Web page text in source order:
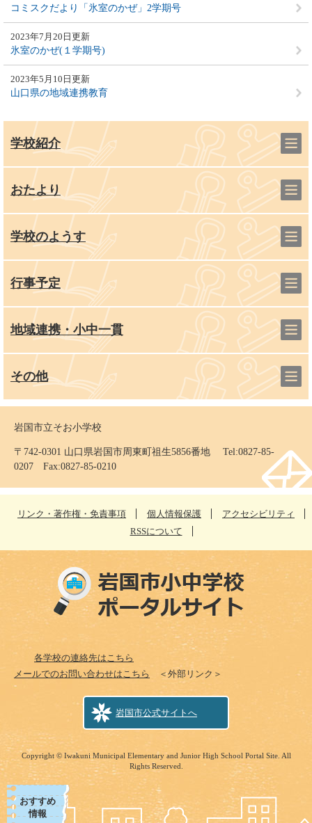
コミスクだより「氷室のかぜ」2学期号
2023年7月20日更新
氷室のかぜ(１学期号)
2023年5月10日更新
山口県の地域連携教育
学校紹介
おたより
学校のようす
行事予定
地域連携・小中一貫
その他
岩国市立そお小学校
〒742-0301 山口県岩国市周東町祖生5856番地 Tel:0827-85-
0207 Fax:0827-85-0210
リンク・著作権・免責事項 個人情報保護
アクセシビリティ
RSSについて
各学校の連絡先はこちら
メールでのお問い合わせはこちら
＜外部リンク＞
岩国市公式サイトへ
Copyright © Iwakuni Municipal Elementary and Junior High School Portal Site. All
Rights Reserved.
おすすめ
情報